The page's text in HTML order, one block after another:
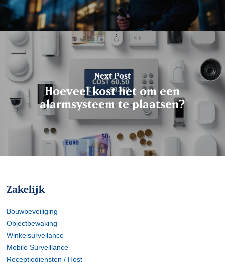
Next Post
Hoeveel kost het om een
alarmsysteem te plaatsen?
Zakelijk
Bouwbeveiliging
Objectbewaking
Winkelsurveilance
Mobile Surveillance
Receptiediensten / Host